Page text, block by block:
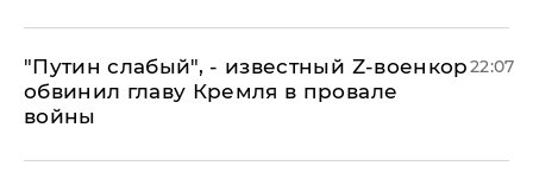
​"Путин слабый", - известный Z-военкор
обвинил главу Кремля в провале
войны
22:07